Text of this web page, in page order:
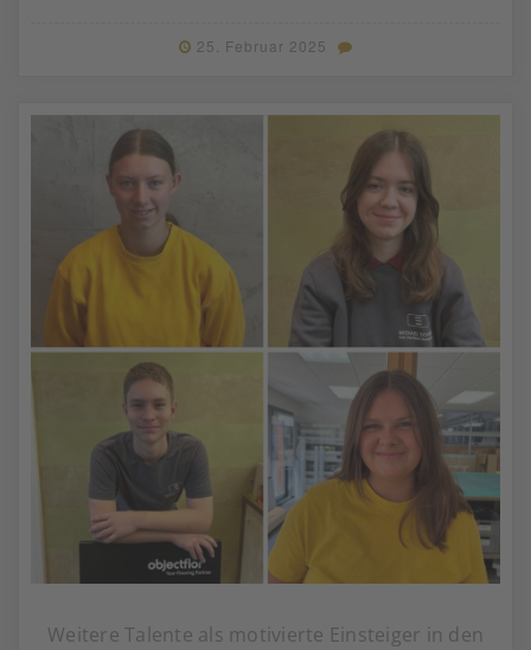
25. Februar 2025
Weitere Talente als motivierte Einsteiger in den